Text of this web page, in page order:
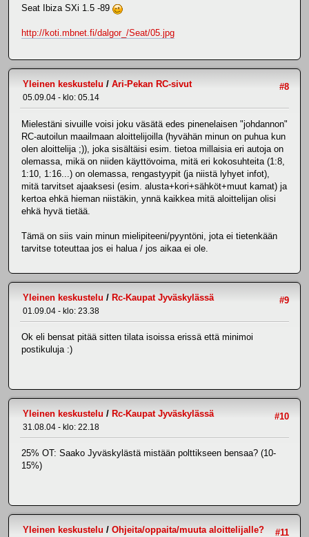
Seat Ibiza SXi 1.5 -89
http://koti.mbnet.fi/dalgor_/Seat/05.jpg
#8
Yleinen keskustelu / Ari-Pekan RC-sivut
05.09.04 - klo: 05.14
Mielestäni sivuille voisi joku väsätä edes pinenelaisen "johdannon"
RC-autoilun maailmaan aloittelijoilla (hyvähän minun on puhua kun
olen aloittelija ;)), joka sisältäisi esim. tietoa millaisia eri autoja on
olemassa, mikä on niiden käyttövoima, mitä eri kokosuhteita (1:8,
1:10, 1:16...) on olemassa, rengastyypit (ja niistä lyhyet infot),
mitä tarvitset ajaaksesi (esim. alusta+kori+sähköt+muut kamat) ja
kertoa ehkä hieman niistäkin, ynnä kaikkea mitä aloittelijan olisi
ehkä hyvä tietää.
Tämä on siis vain minun mielipiteeni/pyyntöni, jota ei tietenkään
tarvitse toteuttaa jos ei halua / jos aikaa ei ole.
#9
Yleinen keskustelu / Rc-Kaupat Jyväskylässä
01.09.04 - klo: 23.38
Ok eli bensat pitää sitten tilata isoissa erissä että minimoi
postikuluja :)
#10
Yleinen keskustelu / Rc-Kaupat Jyväskylässä
31.08.04 - klo: 22.18
25% OT: Saako Jyväskylästä mistään polttikseen bensaa? (10-
15%)
#11
Yleinen keskustelu / Ohjeita/oppaita/muuta aloittelijalle?